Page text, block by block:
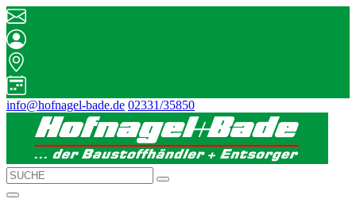
info@hofnagel-bade.de 02331/35850